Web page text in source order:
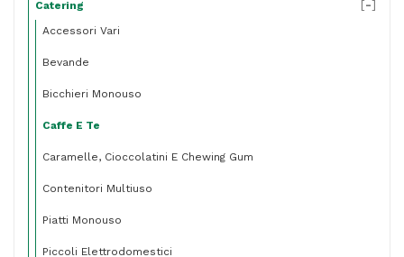
Catering
Accessori Vari
Bevande
Bicchieri Monouso
Caffe E Te
Caramelle, Cioccolatini E Chewing Gum
Contenitori Multiuso
Piatti Monouso
Piccoli Elettrodomestici
[-]